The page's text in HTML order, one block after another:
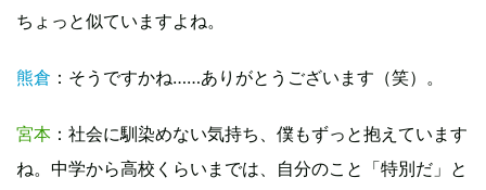
ちょっと似ていますよね。
熊倉 ：そうですかね……ありがとうございます（笑）。
宮本 ：社会に馴染めない気持ち、僕もずっと抱えています
ね。中学から高校くらいまでは、自分のこと「特別だ」と